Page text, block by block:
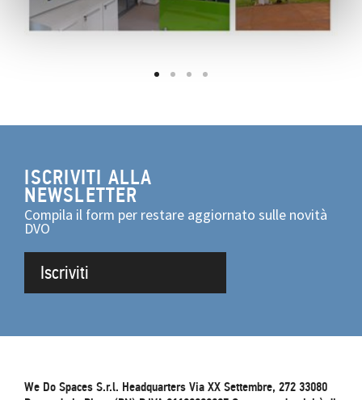
ISCRIVITI ALLA
NEWSLETTER
Compila il form per restare aggiornato sulle novità
DVO
Iscriviti
We Do Spaces S.r.l. Headquarters Via XX Settembre, 272 33080